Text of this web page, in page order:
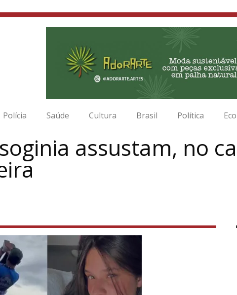
Polícia Saúde Cultura Brasil Política
assustam, no